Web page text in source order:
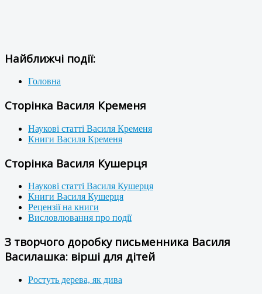
Найближчі події:
Головна
Сторінка Василя Кременя
Наукові статті Василя Кременя
Книги Василя Кременя
Сторінка Василя Кушерця
Наукові статті Василя Кушерця
Книги Василя Кушерця
Рецензії на книги
Висловлювання про події
З творчого доробку письменника Василя
Василашка: вірші для дітей
Ростуть дерева, як дива